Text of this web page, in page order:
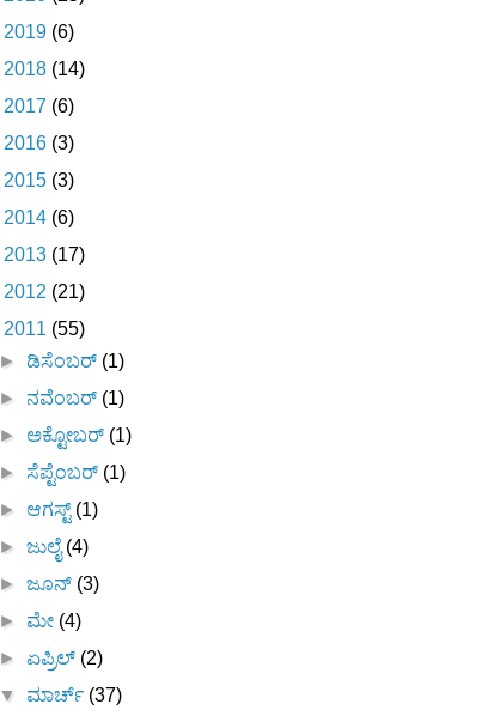
2019 (6)
2018 (14)
2017 (6)
2016 (3)
2015 (3)
2014 (6)
2013 (17)
2012 (21)
2011 (55)
► ಡಿಸೆಂಬರ್ (1)
► ನವೆಂಬರ್ (1)
► ಅಕ್ಟೋಬರ್ (1)
► ಸೆಪ್ಟೆಂಬರ್ (1)
► ಆಗಸ್ಟ್ (1)
► ಜುಲೈ(4)
► ಜೂನ್ (3)
► ಮೇ (4)
► ಏಪ್ರಿಲ್ (2)
▼ ಮಾರ್ಚ್ (37)